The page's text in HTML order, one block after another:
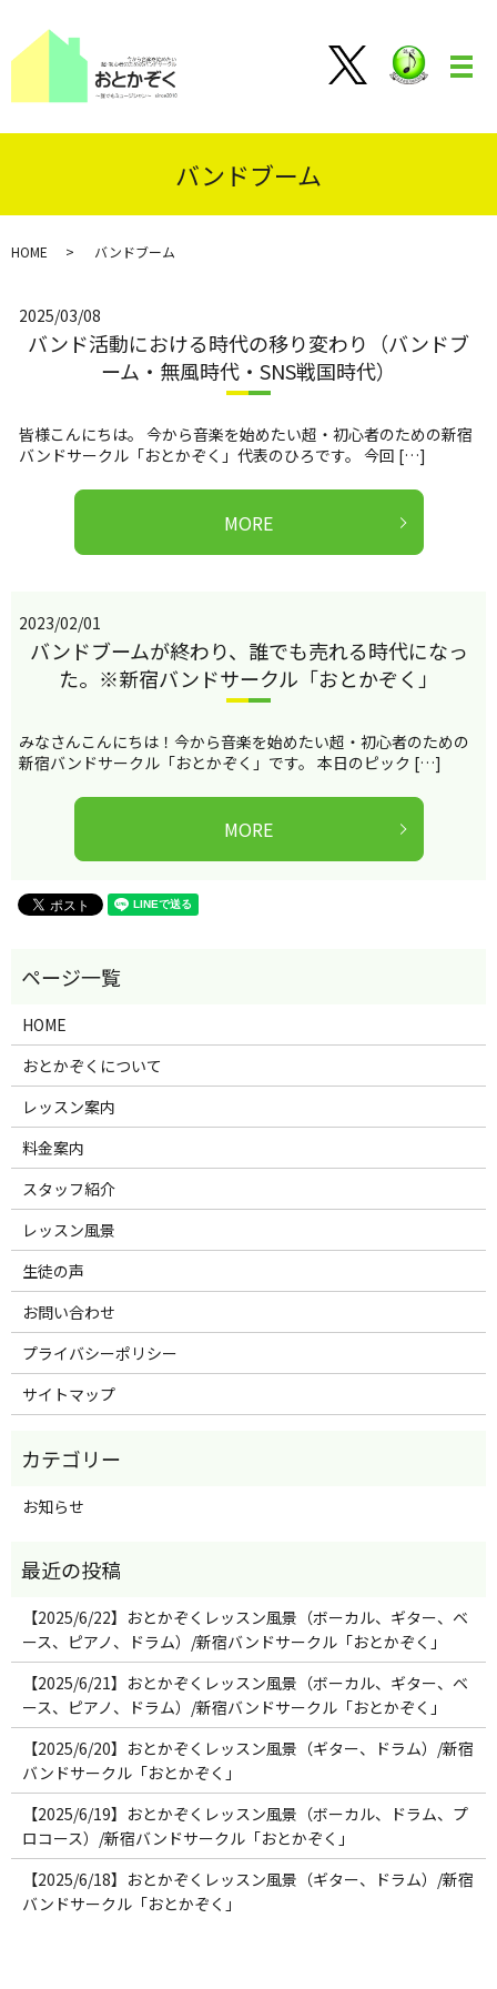
メ
バンドブーム
HOME バンドブーム
2025/03/08
バンド活動における時代の移り変わり（バンドブ
ーム・無風時代・SNS戦国時代）
皆様こんにちは。 今から音楽を始めたい超・初心者のための新宿
バンドサークル「おとかぞく」代表のひろです。 今回 […]
MORE
2023/02/01
バンドブームが終わり、誰でも売れる時代になっ
た。※新宿バンドサークル「おとかぞく」
みなさんこんにちは！今から音楽を始めたい超・初心者のための
新宿バンドサークル「おとかぞく」です。 本日のピック […]
MORE
HOME
おとかぞくについて
レッスン案内
料金案内
スタッフ紹介
レッスン風景
生徒の声
お問い合わせ
プライバシーポリシー
サイトマップ
お知らせ
【2025/6/22】おとかぞくレッスン風景（ボーカル、ギター、ベ
ース、ピアノ、ドラム）/新宿バンドサークル「おとかぞく」
【2025/6/21】おとかぞくレッスン風景（ボーカル、ギター、ベ
ース、ピアノ、ドラム）/新宿バンドサークル「おとかぞく」
【2025/6/20】おとかぞくレッスン風景（ギター、ドラム）/新宿
バンドサークル「おとかぞく」
【2025/6/19】おとかぞくレッスン風景（ボーカル、ドラム、プ
ロコース）/新宿バンドサークル「おとかぞく」
【2025/6/18】おとかぞくレッスン風景（ギター、ドラム）/新宿
バンドサークル「おとかぞく」